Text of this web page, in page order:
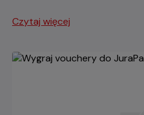
Czytaj więcej